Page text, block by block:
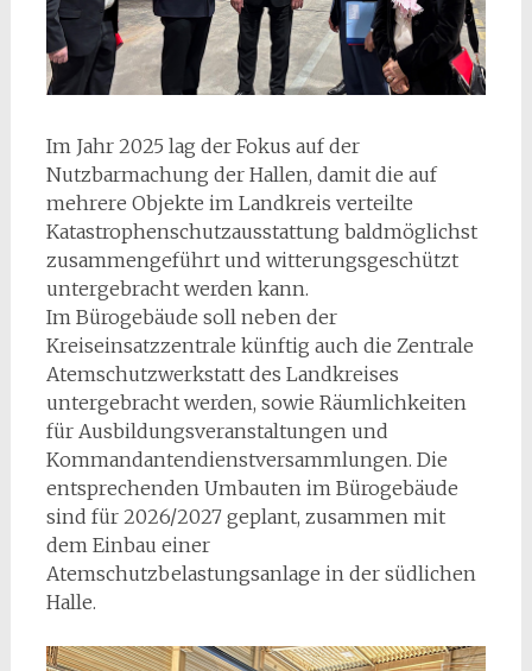
Im Jahr 2025 lag der Fokus auf der
Nutzbarmachung der Hallen, damit die auf
mehrere Objekte im Landkreis verteilte
Katastrophenschutzausstattung baldmöglichst
zusammengeführt und witterungsgeschützt
untergebracht werden kann.
Im Bürogebäude soll neben der
Kreiseinsatzzentrale künftig auch die Zentrale
Atemschutzwerkstatt des Landkreises
untergebracht werden, sowie Räumlichkeiten
für Ausbildungsveranstaltungen und
Kommandantendienstversammlungen. Die
entsprechenden Umbauten im Bürogebäude
sind für 2026/2027 geplant, zusammen mit
dem Einbau einer
Atemschutzbelastungsanlage in der südlichen
Halle.